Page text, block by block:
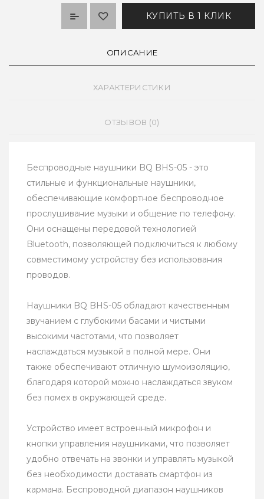
КУПИТЬ В 1 КЛИК
ОПИСАНИЕ
ХАРАКТЕРИСТИКИ
ОТЗЫВОВ (0)
Беспроводные наушники BQ BHS-05 - это
стильные и функциональные наушники,
обеспечивающие комфортное беспроводное
прослушивание музыки и общение по телефону.
Они оснащены передовой технологией
Bluetooth, позволяющей подключиться к любому
совместимому устройству без использования
проводов.
Наушники BQ BHS-05 обладают качественным
звучанием с глубокими басами и чистыми
высокими частотами, что позволяет
наслаждаться музыкой в полной мере. Они
также обеспечивают отличную шумоизоляцию,
благодаря которой можно наслаждаться звуком
без помех в окружающей среде.
Устройство имеет встроенный микрофон и
кнопки управления наушниками, что позволяет
удобно отвечать на звонки и управлять музыкой
без необходимости доставать смартфон из
кармана. Беспроводной диапазон наушников